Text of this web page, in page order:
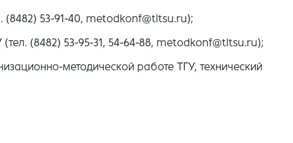
(8482) 53-91-40, metodkonf@tltsu.ru);
(8482) 53-95-31, 54-64-88, metodkonf@tltsu.ru);
методической работе ТГУ, технический